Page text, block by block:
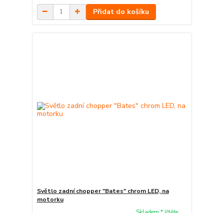
Přidat do košíku
Světlo zadní chopper "Bates" chrom LED, na
motorku